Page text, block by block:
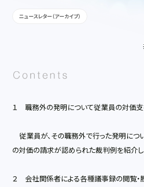
ニュースレター（アーカイブ）
１ 職務外の発明について従業員の対価
従業員が、その職務外で行った発明につ
の対価の請求が認められた裁判例を紹介し
２ 会社関係者による各種議事録の閲覧・